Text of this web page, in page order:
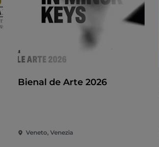
Bienal de Arte 2026
Veneto, Venezia